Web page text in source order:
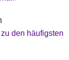
den häufigsten